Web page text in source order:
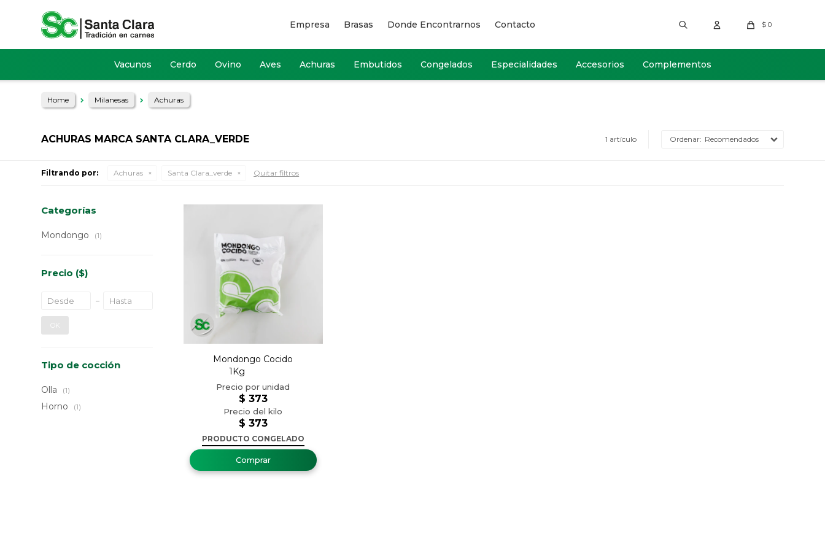
Vacunos Cerdo Ovino Aves Achuras Embutidos Congelados Especialidades Accesorios Complementos
$ 0
Empresa Brasas Donde Encontrarnos Contacto
Home Milanesas Achuras
ACHURAS MARCA SANTA CLARA_VERDE 1 artículo Recomendados
Filtrando por: Achuras Santa Clara_verde Quitar filtros
Mondongo Cocido
1Kg
$ 373
$ 373
PRODUCTO CONGELADO
Categorías
Mondongo (1)
Precio ($)
OK
Tipo de cocción
Olla (1)
Horno (1)